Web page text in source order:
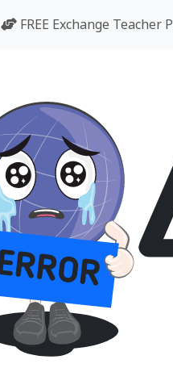
FREE Exchange Teacher